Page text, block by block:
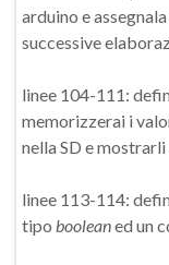
arduino e
successive
linee 104-111:
memorizzerai i
nella SD e mostrarli
linee 113-114:
tipo booleaned un